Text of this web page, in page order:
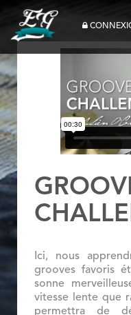
Ici, nous
grooves favoris
sonne
vitesse lente que
permettra de